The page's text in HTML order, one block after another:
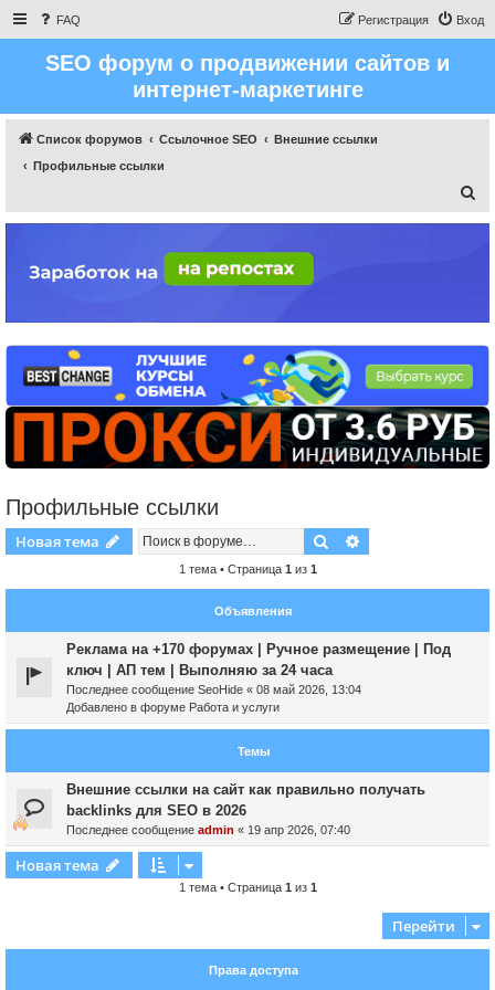
FAQ Вход
Регистрация
SEO форум о продвижении сайтов и
интернет-маркетинге
Список форумов Ссылочное SEO
Внешние ссылки
Профильные ссылки
Профильные ссылки
Новая тема Поиск
1 тема • Страница 1 из 1
Объявления
Реклама на +170 форумах | Ручное размещение | Под
ключ | АП тем | Выполняю за 24 часа
Последнее сообщение SeoHide « 08 май 2026, 13:04
Добавлено в форуме Работа и услуги
Темы
Внешние ссылки на сайт как правильно получать
backlinks для SEO в 2026
Последнее сообщение admin « 19 апр 2026, 07:40
Новая тема
1 тема • Страница 1 из 1
Перейти
Права доступа